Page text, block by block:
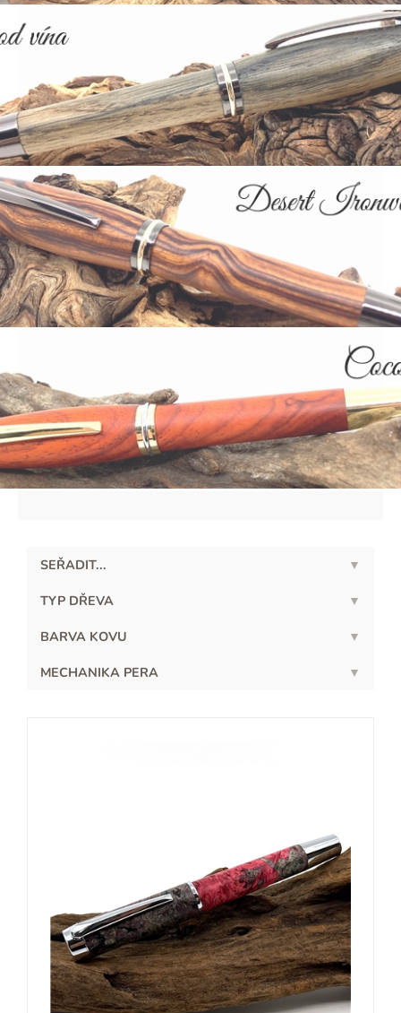
SEŘADIT...
TYP DŘEVA
BARVA KOVU
MECHANIKA PERA